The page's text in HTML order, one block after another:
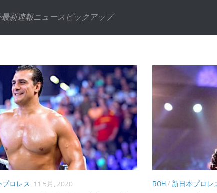
新速報ニュースピックアップ
ロレス 11 5月, 2020 ROH/ 新日本プロレ